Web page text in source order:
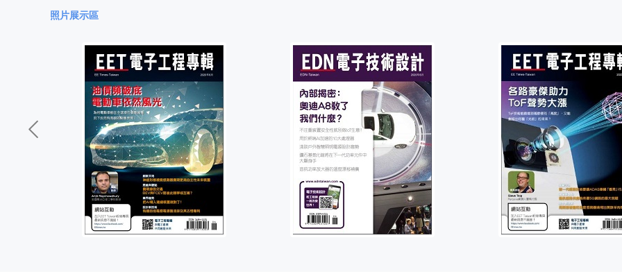
照片展示區
